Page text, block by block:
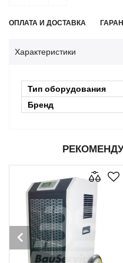
ОПЛАТА И ДОСТАВКА
Характеристики
Тип оборудования
Бренд